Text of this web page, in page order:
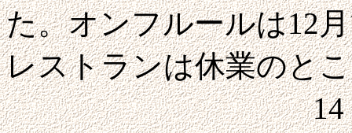
た。オンフルールは12
レストランは休業のと
14：00いった